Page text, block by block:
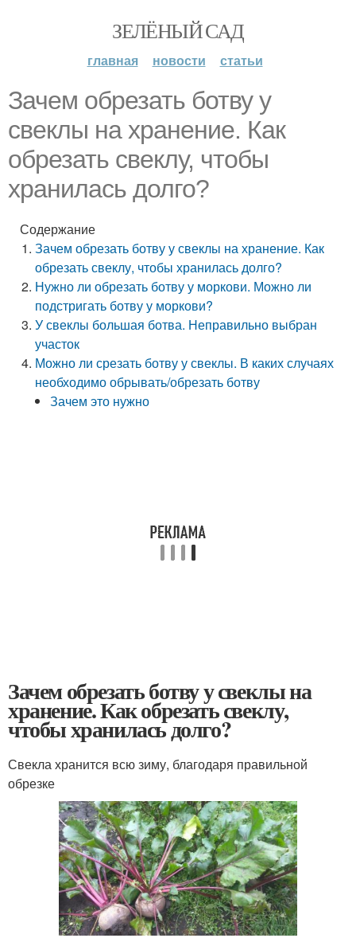
ЗЕЛЁНЫЙ САД
главная новости статьи
Зачем обрезать ботву у
свеклы на хранение. Как
обрезать свеклу, чтобы
хранилась долго?
Содержание
Зачем обрезать ботву у свеклы на хранение. Как
обрезать свеклу, чтобы хранилась долго?
Нужно ли обрезать ботву у моркови. Можно ли
подстригать ботву у моркови?
У свеклы большая ботва. Неправильно выбран
участок
Можно ли срезать ботву у свеклы. В каких случаях
необходимо обрывать/обрезать ботву
Зачем это нужно
Зачем обрезать ботву у свеклы на
хранение. Как обрезать свеклу,
чтобы хранилась долго?
Свекла хранится всю зиму, благодаря правильной
обрезке